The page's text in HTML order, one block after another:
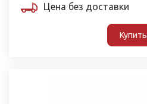
Цена без доставки
Купить